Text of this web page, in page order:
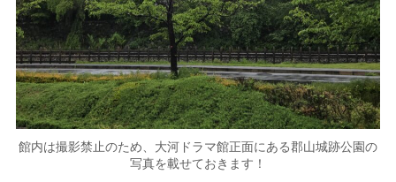
館内は撮影禁止のため、大河ドラマ館正面にある郡山城跡公園の
写真を載せておきます！